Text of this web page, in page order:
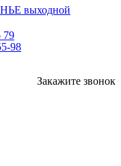
выходной
79
98
Закажите звонок